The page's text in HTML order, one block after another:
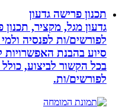
תכנון פרישה גדעון
גדעון מגל, מקציר, תכנון
לפורשים/ות לפנסיה ולמי
סיוע בהבנת האפשרויות
בכל הקשור לביצוע, כולל
לפורשים/ות.